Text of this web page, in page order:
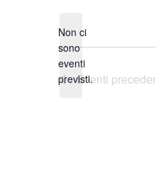
Notice
Non ci
sono
eventi
previsti.Eventi